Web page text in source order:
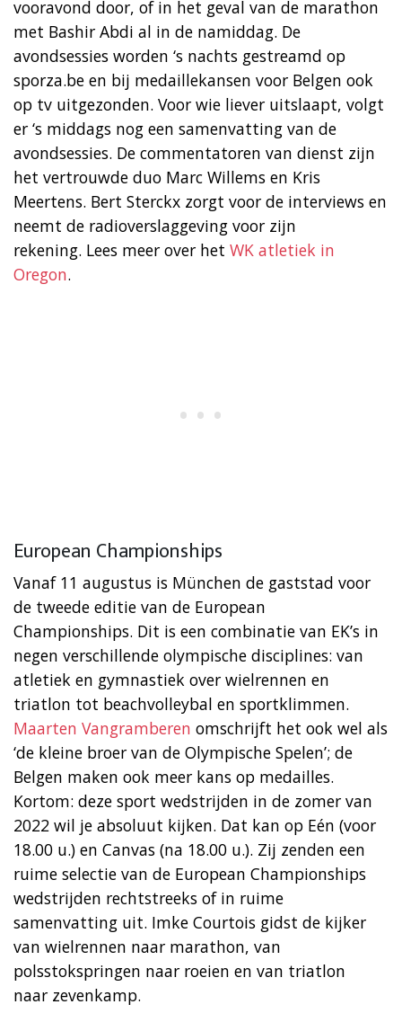
vooravond door, of in het geval van de marathon
met Bashir Abdi al in de namiddag. De
avondsessies worden ‘s nachts gestreamd op
sporza.be en bij medaillekansen voor Belgen ook
op tv uitgezonden. Voor wie liever uitslaapt, volgt
er ‘s middags nog een samenvatting van de
avondsessies. De commentatoren van dienst zijn
het vertrouwde duo Marc Willems en Kris
Meertens. Bert Sterckx zorgt voor de interviews en
neemt de radioverslaggeving voor zijn
rekening. Lees meer over het WK atletiek in
Oregon.
European Championships
Vanaf 11 augustus is München de gaststad voor
de tweede editie van de European
Championships. Dit is een combinatie van EK’s in
negen verschillende olympische disciplines: van
atletiek en gymnastiek over wielrennen en
triatlon tot beachvolleybal en sportklimmen.
Maarten Vangramberen omschrijft het ook wel als
‘de kleine broer van de Olympische Spelen’; de
Belgen maken ook meer kans op medailles.
Kortom: deze sport wedstrijden in de zomer van
2022 wil je absoluut kijken. Dat kan op Eén (voor
18.00 u.) en Canvas (na 18.00 u.). Zij zenden een
ruime selectie van de European Championships
wedstrijden rechtstreeks of in ruime
samenvatting uit. Imke Courtois gidst de kijker
van wielrennen naar marathon, van
polsstokspringen naar roeien en van triatlon
naar zevenkamp.